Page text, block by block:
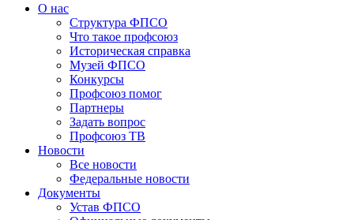
О нас
Структура ФПСО
Что такое профсоюз
Историческая справка
Музей ФПСО
Конкурсы
Профсоюз помог
Партнеры
Задать вопрос
Профсоюз ТВ
Новости
Все новости
Федеральные новости
Документы
Устав ФПСО